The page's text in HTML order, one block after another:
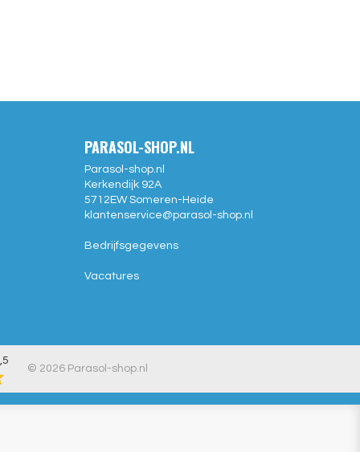
PARASOL-SHOP.NL
Parasol-shop.nl
Kerkendijk 92A
5712EW Someren-Heide
klantenservice@parasol-shop.nl
Bedrijfsgegevens
Vacatures
© 2026 Parasol-shop.nl